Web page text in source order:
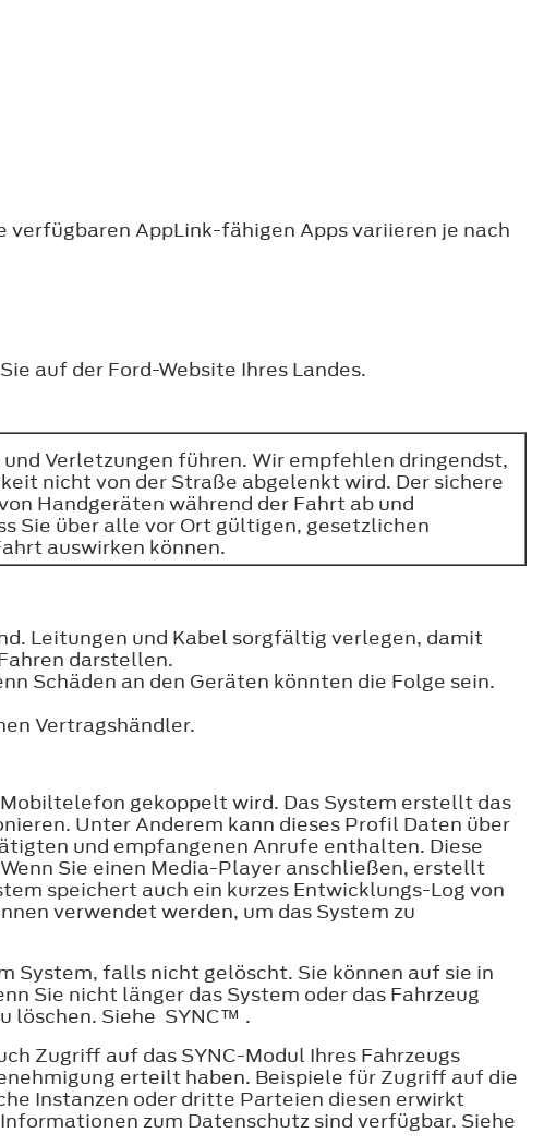
AppLink-fähigen Apps variieren je nach
auf der Ford-Website Ihres Landes.
Verletzungen führen. Wir empfehlen dringendst,
nicht von der Straße abgelenkt wird. Der sichere
Handgeräten während der Fahrt ab und
Sie über alle vor Ort gültigen, gesetzlichen
auswirken können.
Leitungen und Kabel sorgfältig verlegen, damit
darstellen.
Schäden an den Geräten könnten die Folge sein.
Vertragshändler.
gekoppelt wird. Das System erstellt das
Unter Anderem kann dieses Profil Daten über
und empfangenen Anrufe enthalten. Diese
Sie einen Media-Player anschließen, erstellt
speichert auch ein kurzes Entwicklungs-Log von
verwendet werden, um das System zu
System, falls nicht gelöscht. Sie können auf sie in
Sie nicht länger das System oder das Fahrzeug
löschen. Siehe SYNC™ .
Zugriff auf das SYNC-Modul Ihres Fahrzeugs
erteilt haben. Beispiele für Zugriff auf die
Instanzen oder dritte Parteien diesen erwirkt
zum Datenschutz sind verfügbar. Siehe